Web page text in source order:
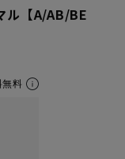
ル【A/AB/BE
無料